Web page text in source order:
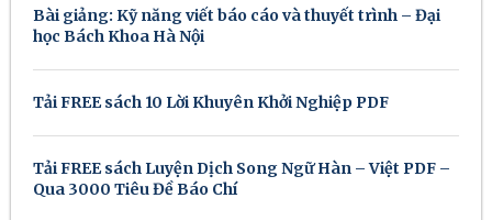
Bài giảng: Kỹ năng viết báo cáo và thuyết trình – Đại
học Bách Khoa Hà Nội
Tải FREE sách 10 Lời Khuyên Khởi Nghiệp PDF
Tải FREE sách Luyện Dịch Song Ngữ Hàn – Việt PDF –
Qua 3000 Tiêu Đề Báo Chí